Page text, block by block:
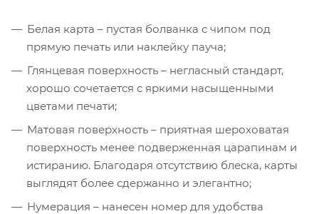
Белая карта – пустая болванка с чипом под
прямую печать или наклейку пауча;
Глянцевая поверхность – негласный стандарт,
хорошо сочетается с яркими насыщенными
цветами печати;
Матовая поверхность – приятная шероховатая
поверхность менее подверженная царапинам и
истиранию. Благодаря отсутствию блеска, карты
выглядят более сдержанно и элегантно;
Нумерация – нанесен номер для удобства